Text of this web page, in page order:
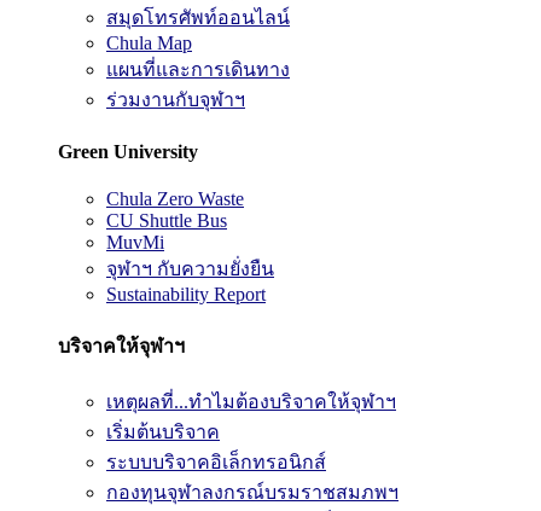
สมุดโทรศัพท์ออนไลน์
Chula Map
แผนที่และการเดินทาง
ร่วมงานกับจุฬาฯ
Green University
Chula Zero Waste
CU Shuttle Bus
MuvMi
จุฬาฯ กับความยั่งยืน
Sustainability Report
บริจาคให้จุฬาฯ
เหตุผลที่...ทำไมต้องบริจาคให้จุฬาฯ
เริ่มต้นบริจาค
ระบบบริจาคอิเล็กทรอนิกส์
กองทุนจุฬาลงกรณ์บรมราชสมภพฯ